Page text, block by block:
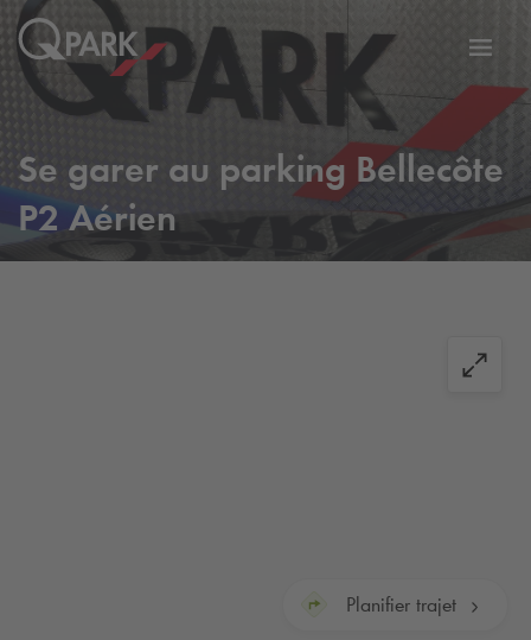
vers
la
Se garer au parking Bellecôte
P2 Aérien
Planifier trajet